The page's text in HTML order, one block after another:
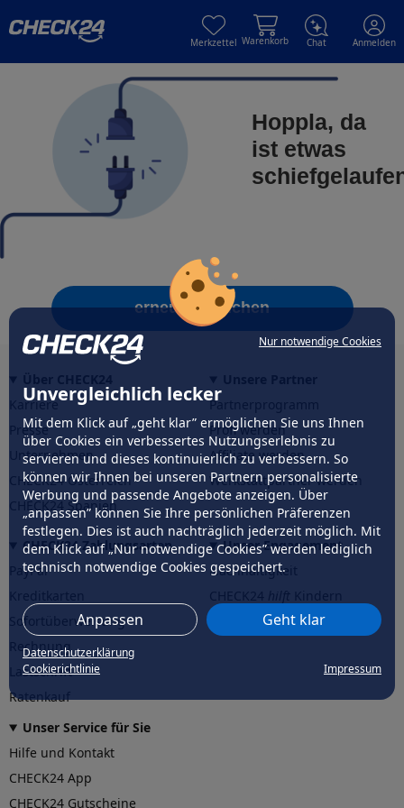
Nur notwendige Cookies
Unvergleichlich lecker
Mit dem Klick auf „geht klar” ermöglichen Sie uns Ihnen
über Cookies ein verbessertes Nutzungserlebnis zu
servieren und dieses kontinuierlich zu verbessern. So
können wir Ihnen bei unseren Partnern personalisierte
Werbung und passende Angebote anzeigen. Über
„anpassen” können Sie Ihre persönlichen Präferenzen
festlegen. Dies ist auch nachträglich jederzeit möglich. Mit
dem Klick auf „Nur notwendige Cookies” werden lediglich
technisch notwendige Cookies gespeichert.
Anpassen Geht klar
Datenschutzerklärung
Cookierichtlinie
Impressum
Merkzettel Warenkorb Chat Anmelden
Hoppla, da
ist etwas
erneut versuchen
Karriere
Presse
Unternehmen
CHECK24 Österreich
CHECK24 Spanien
Partnerprogramm
Profi werden
Affiliate werden
Werkstattpartner werden
CHECK24 Zahlungsarten
PayPal
Sofortüberweisung
Rechnung
Lastschrift
Ratenkauf
Unser Engagement
Nachhaltigkeit
CHECK24hilftder Natur
Unser Service für Sie
Hilfe und Kontakt
CHECK24 App
CHECK24 Gutscheine